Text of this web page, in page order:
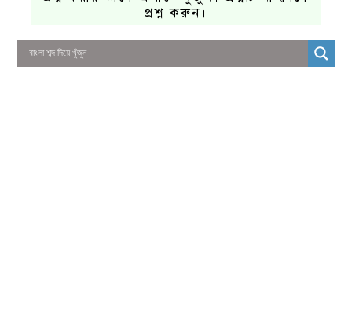
প্রশ্ন করুন।